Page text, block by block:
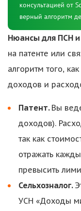
консультацией от
верный алгоритм
Нюансы для ПСН
на патенте или
алгоритм того,
доходов и
Патент. Вы
доходов).
так как
отражать
превысить
Сельхозналог.
УСН «Доходы